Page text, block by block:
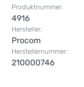
Produktnummer:
4916
Hersteller:
Procom
Herstellernummer:
210000746